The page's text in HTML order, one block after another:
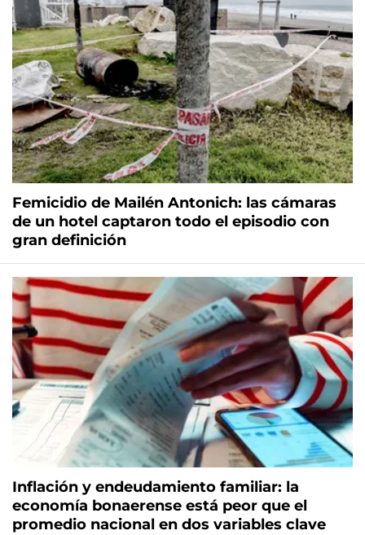
Femicidio de Mailén Antonich: las cámaras
de un hotel captaron todo el episodio con
gran definición
Inflación y endeudamiento familiar: la
economía bonaerense está peor que el
promedio nacional en dos variables clave